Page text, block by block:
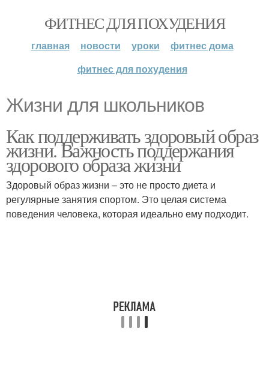
ФИТНЕС ДЛЯ ПОХУДЕНИЯ
главная новости уроки
фитнес дома
фитнес для похудения
Жизни для школьников
Как поддерживать здоровый образ
жизни. Важность поддержания
здорового образа жизни
Здоровый образ жизни – это не просто диета и
регулярные занятия спортом. Это целая система
поведения человека, которая идеально ему подходит.